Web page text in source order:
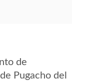
de
Pugacho del